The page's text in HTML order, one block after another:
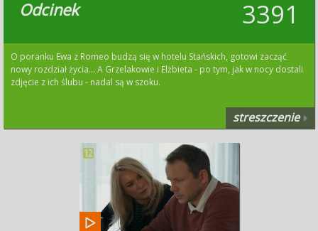
dowiadując się o jego
nagłym małżeństwie z
Karoliną.
Odcinek 3391
O poranku Ewa z Romeo budzą się w hotelu Stańskich, gotowi zacząć
nowy rozdział życia... A Grzelakowie i Elżbieta - po tym, jak w nocy dostali
zdjęcie z ich ślubu - nadal są w szoku.
streszczenie